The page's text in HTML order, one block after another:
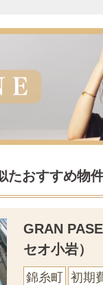
たおすすめ物
GRAN
セオ小岩）
錦糸町
初期